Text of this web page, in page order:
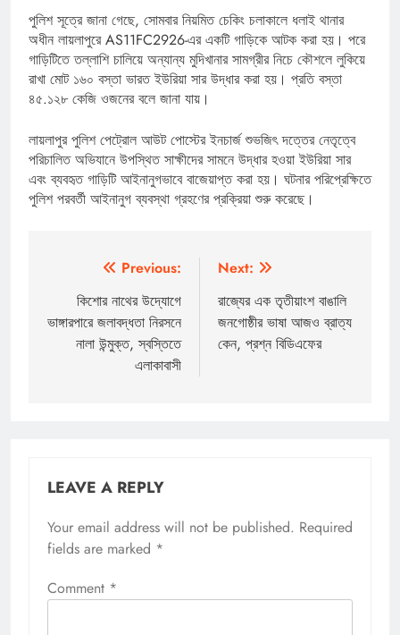
পুলিশ সূত্রে জানা গেছে, সোমবার নিয়মিত চেকিং চলাকালে ধলাই থানার
অধীন লায়লাপুরে AS11FC2926-এর একটি গাড়িকে আটক করা হয়। পরে
গাড়িটিতে তল্লাশি চালিয়ে অন্যান্য মুদিখানার সামগ্রীর নিচে কৌশলে লুকিয়ে
রাখা মোট ১৬০ বস্তা ভারত ইউরিয়া সার উদ্ধার করা হয়। প্রতি বস্তা
৪৫.১২৮ কেজি ওজনের বলে জানা যায়।
লায়লাপুর পুলিশ পেট্রোল আউট পোস্টের ইনচার্জ শুভজিৎ দত্তের নেতৃত্বে
পরিচালিত অভিযানে উপস্থিত সাক্ষীদের সামনে উদ্ধার হওয়া ইউরিয়া সার
এবং ব্যবহৃত গাড়িটি আইনানুগভাবে বাজেয়াপ্ত করা হয়। ঘটনার পরিপ্রেক্ষিতে
পুলিশ পরবর্তী আইনানুগ ব্যবস্থা গ্রহণের প্রক্রিয়া শুরু করেছে।
navigation
Previous:
কিশোর নাথের উদ্যোগে
ভাঙ্গারপারে জলাবদ্ধতা নিরসনে
নালা উন্মুক্ত, স্বস্তিতে
এলাকাবাসী
Next:
রাজ্যের এক তৃতীয়াংশ বাঙালি
জনগোষ্ঠীর ভাষা আজও ব্রাত্য
কেন, প্রশ্ন বিডিএফের
LEAVE A REPLY
Your email address will not be published. Required
fields are marked *
Comment *